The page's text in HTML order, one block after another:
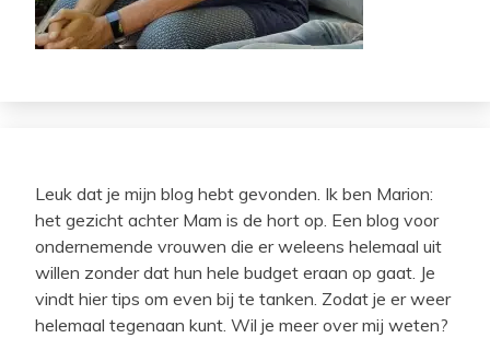
Leuk dat je mijn blog hebt gevonden. Ik ben Marion:
het gezicht achter Mam is de hort op. Een blog voor
ondernemende vrouwen die er weleens helemaal uit
willen zonder dat hun hele budget eraan op gaat. Je
vindt hier tips om even bij te tanken. Zodat je er weer
helemaal tegenaan kunt. Wil je meer over mij weten?